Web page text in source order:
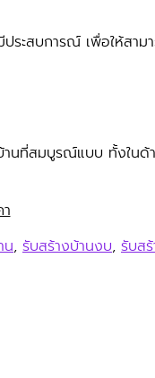
ะสบการณ์ เพื่อให้สาม
านที่สมบูรณ์แบบ ทั้งใน
น, รับสร้างบ้านงบ, รับส